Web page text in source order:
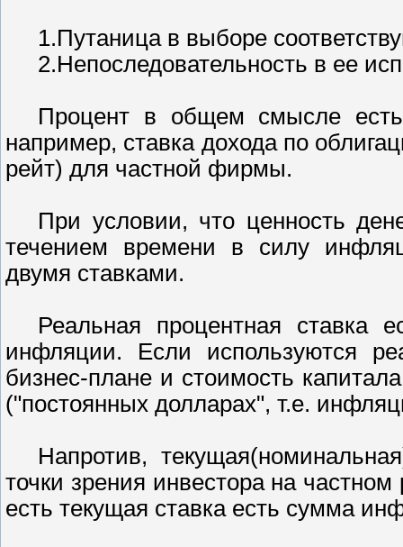
1.Путаница в выборе
2.Непоследовательность в ее
Процент в общем смысле есть
например, ставка дохода по
рейт) для частной фирмы.
При условии, что ценность
течением времени в силу
двумя ставками.
Реальная процентная ставка
инфляции. Если используются
бизнес-плане и стоимость
("постоянных долларах", т.е.
Напротив,
точки зрения инвестора на
есть текущая ставка есть сумма